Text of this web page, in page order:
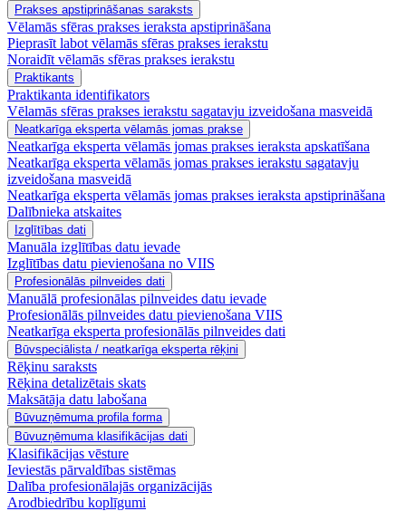
Prakses apstiprināšanas saraksts
Vēlamās sfēras prakses ieraksta apstiprināšana
Pieprasīt labot vēlamās sfēras prakses ierakstu
Noraidīt vēlamās sfēras prakses ierakstu
Praktikants
Praktikanta identifikators
Vēlamās sfēras prakses ierakstu sagatavju izveidošana masveidā
Neatkarīga eksperta vēlamās jomas prakse
Neatkarīga eksperta vēlamās jomas prakses ieraksta apskatīšana
Neatkarīga eksperta vēlamās jomas prakses ierakstu sagatavju
izveidošana masveidā
Neatkarīga eksperta vēlamās jomas prakses ieraksta apstiprināšana
Dalībnieka atskaites
Izglītības dati
Manuāla izglītības datu ievade
Izglītības datu pievienošana no VIIS
Profesionālās pilnveides dati
Manuālā profesionālas pilnveides datu ievade
Profesionālās pilnveides datu pievienošana VIIS
Neatkarīga eksperta profesionālās pilnveides dati
Būvspeciālista / neatkarīga eksperta rēķini
Rēķinu saraksts
Rēķina detalizētais skats
Maksātāja datu labošana
Būvuzņēmuma profila forma
Būvuzņēmuma klasifikācijas dati
Klasifikācijas vēsture
Ieviestās pārvaldības sistēmas
Dalība profesionālajās organizācijās
Arodbiedrību koplīgumi